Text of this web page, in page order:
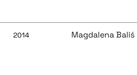
2014 Magdalena Baliś